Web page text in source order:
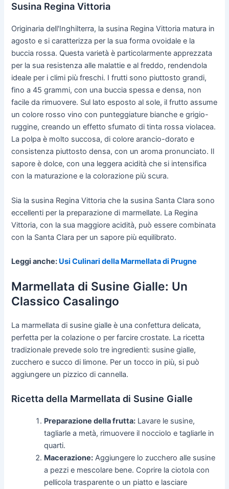
Susina Regina Vittoria
Originaria dell'Inghilterra, la susina Regina Vittoria matura in
agosto e si caratterizza per la sua forma ovoidale e la
buccia rossa. Questa varietà è particolarmente apprezzata
per la sua resistenza alle malattie e al freddo, rendendola
ideale per i climi più freschi. I frutti sono piuttosto grandi,
fino a 45 grammi, con una buccia spessa e densa, non
facile da rimuovere. Sul lato esposto al sole, il frutto assume
un colore rosso vino con punteggiature bianche e grigio-
ruggine, creando un effetto sfumato di tinta rossa violacea.
La polpa è molto succosa, di colore arancio-dorato e
consistenza piuttosto densa, con un aroma pronunciato. Il
sapore è dolce, con una leggera acidità che si intensifica
con la maturazione e la colorazione più scura.
Sia la susina Regina Vittoria che la susina Santa Clara sono
eccellenti per la preparazione di marmellate. La Regina
Vittoria, con la sua maggiore acidità, può essere combinata
con la Santa Clara per un sapore più equilibrato.
Leggi anche: Usi Culinari della Marmellata di Prugne
Marmellata di Susine Gialle: Un
Classico Casalingo
La marmellata di susine gialle è una confettura delicata,
perfetta per la colazione o per farcire crostate. La ricetta
tradizionale prevede solo tre ingredienti: susine gialle,
zucchero e succo di limone. Per un tocco in più, si può
aggiungere un pizzico di cannella.
Ricetta della Marmellata di Susine Gialle
Preparazione della frutta: Lavare le susine,
tagliarle a metà, rimuovere il nocciolo e tagliarle in
quarti.
Macerazione: Aggiungere lo zucchero alle susine
a pezzi e mescolare bene. Coprire la ciotola con
pellicola trasparente o un piatto e lasciare